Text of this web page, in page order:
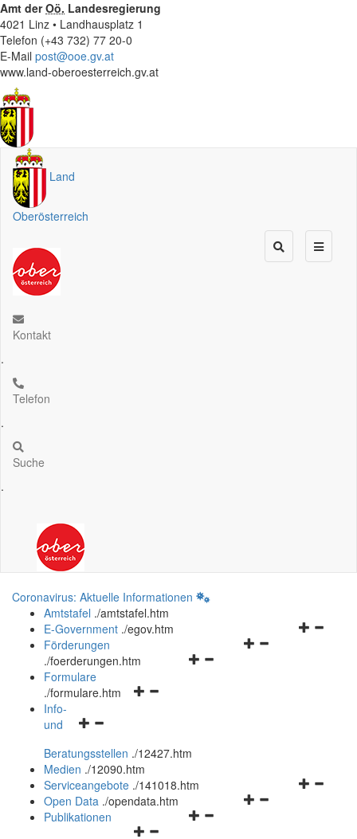
Amt derOö. Landesregierung
4021 Linz • Landhausplatz 1
Telefon (+43 732) 77 20-0
E-Mail post@ooe.gv.at
www.land-oberoesterreich.gv.at
Land
Oberösterreich
Kontakt
.
Telefon
.
Suche
.
Coronavirus: Aktuelle Informationen
Amtstafel ./amtstafel.htm
Navigationsmenü
E-Government ./egov.htm
Navigationsmenü
Förderungen
./foerderungen.htm
Navigationsmenü
Formulare
./formulare.htm
Navigationsmenü
und
schließen
Info-
und
Beratungsstellen ./12427.htm
Medien ./12090.htm
Navigationsmenü
Serviceangebote ./141018.htm
Navigationsmenü
Open Data ./opendata.htm
Navigationsmenü
Publikationen